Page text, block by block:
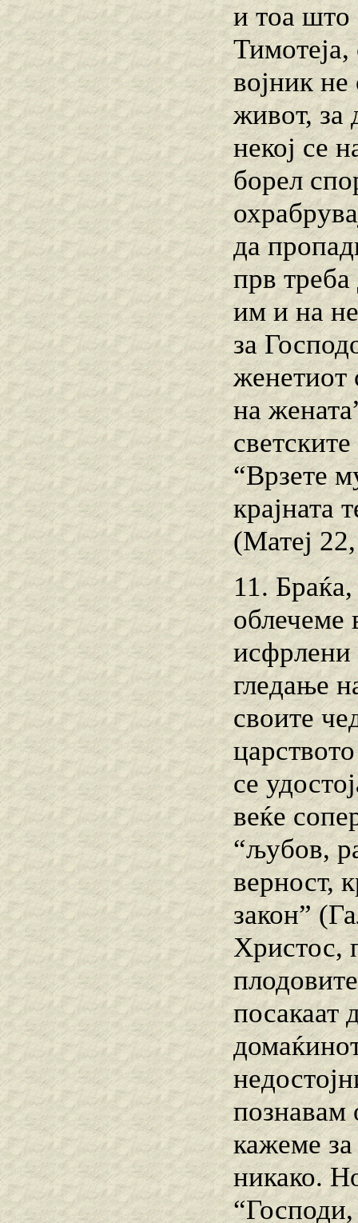
и тоа што
Тимотеја,
војник не
живот, за
некој се
борел
да
прв
им и на
за
женетиот
на
“Врзете
крајната
(Матеј
11. Браќа,
облечеме
исфрлени
гледање
своите
се
веќе
“љубов,
верност,
закон”
Христос,
посакаат
познавам
кажеме
никако.